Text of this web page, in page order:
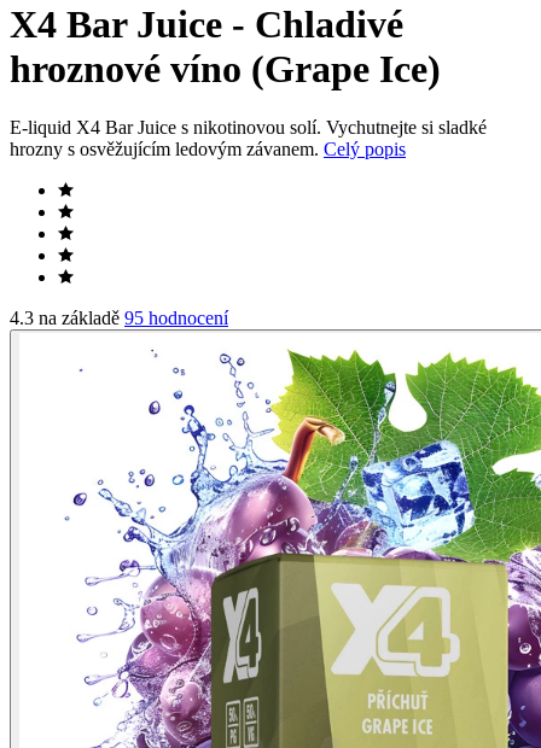
X4 Bar Juice - Chladivé
hroznové víno (Grape Ice)
E-liquid X4 Bar Juice s nikotinovou solí. Vychutnejte si sladké
hrozny s osvěžujícím ledovým závanem. Celý popis
4.3 na základě 95 hodnocení